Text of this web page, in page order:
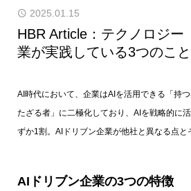
2025.01.15
HBR Article：テクノロジー
業が実践している3つのこと
AI時代において、企業はAIを活用できる「持
たざる者」に二極化しており、AIを戦略的に
ずか1割。AIドリブン企業が他社と異なる点と
AIドリブン企業の3つの特徴